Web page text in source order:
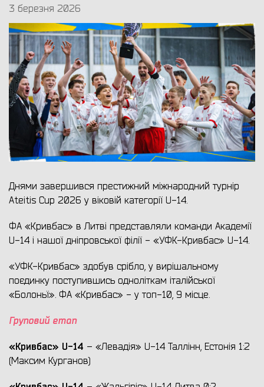
3 березня 2026
Днями завершився престижний міжнародний турнір
Ateitis Cup 2026 у віковій категорії U-14.
ФА «Кривбас» в Литві представляли команди Академії
U-14 і нашої дніпровської філії - «УФК-Кривбас» U-14.
«УФК-Кривбас» здобув срібло, у вирішальному
поєдинку поступившись одноліткам італійської
«Болоньї». ФА «Кривбас» - у топ-10, 9 місце.
Груповий етап
«Кривбас» U-14 – «Левадія» U-14 Таллінн, Естонія 1:2
(Максим Курганов)